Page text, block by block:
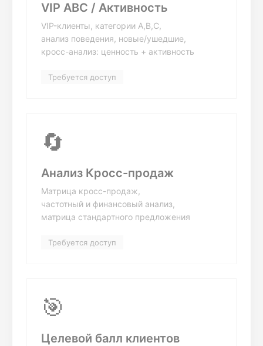
VIP ABC / Активность
VIP-клиенты, категории A,B,C,
анализ поведения, новые/ушедшие,
кросс-анализ: ценность + активность
Требуется доступ
🔄
Анализ Кросс-продаж
Матрица кросс-продаж,
частотный и финансовый анализ,
матрица стандартного предложения
Требуется доступ
🎯
Целевой балл клиентов